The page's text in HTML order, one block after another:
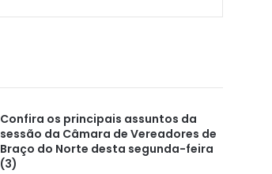
Confira os principais assuntos da
sessão da Câmara de Vereadores de
Braço do Norte desta segunda-feira
(3)